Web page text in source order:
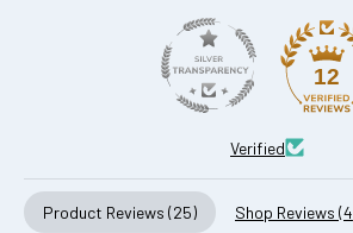
12
Verified
Product Reviews (25) Shop Reviews (4